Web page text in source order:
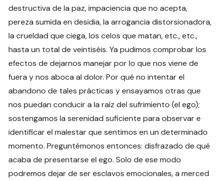
destructiva de la paz, impaciencia que no acepta,
pereza sumida en desidia, la arrogancia distorsionadora,
la crueldad que ciega, los celos que matan, etc., etc.,
hasta un total de veintiséis. Ya pudimos comprobar los
efectos de dejarnos manejar por lo que nos viene de
fuera y nos aboca al dolor. Por qué no intentar el
abandono de tales prácticas y ensayamos otras que
nos puedan conducir a la raíz del sufrimiento (el ego);
sostengamos la serenidad suficiente para observar e
identificar el malestar que sentimos en un determinado
momento. Preguntémonos entonces: disfrazado de qué
acaba de presentarse el ego. Solo de ese modo
podremos dejar de ser esclavos emocionales, a merced